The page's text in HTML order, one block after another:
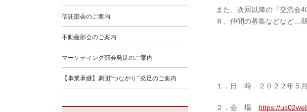
また、次回以降の『交流会
Ｒ、仲間の募集などなど…
１．日 時 ２０２２年５月
２．会 場 https://
信託部会のご案内
不動産部会のご案内
マーケティング部会発足のご案内
【事業承継】劇団“つながり” 発足のご案内